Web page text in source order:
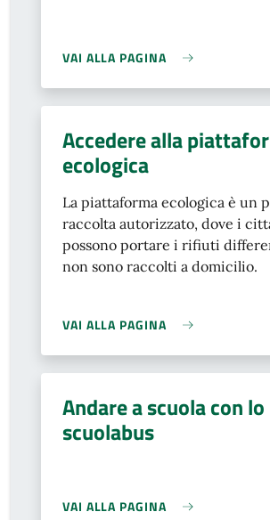
VAI ALLA PAGINA
Accedere alla
ecologica
La piattaforma ecologica è un
raccolta autorizzato, dove i
possono portare i rifiuti
non sono raccolti a domicilio.
VAI ALLA PAGINA
Andare a scuola con lo
scuolabus
VAI ALLA PAGINA